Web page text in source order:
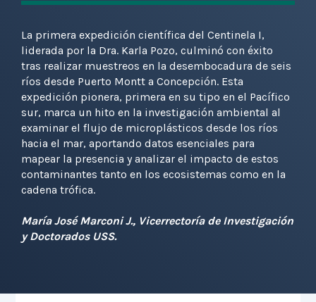
La primera expedición científica del Centinela I,
liderada por la Dra. Karla Pozo, culminó con éxito
tras realizar muestreos en la desembocadura de seis
ríos desde Puerto Montt a Concepción. Esta
expedición pionera, primera en su tipo en el Pacífico
sur, marca un hito en la investigación ambiental al
examinar el flujo de microplásticos desde los ríos
hacia el mar, aportando datos esenciales para
mapear la presencia y analizar el impacto de estos
contaminantes tanto en los ecosistemas como en la
cadena trófica.
María José Marconi J., Vicerrectoría de Investigación
y Doctorados USS.